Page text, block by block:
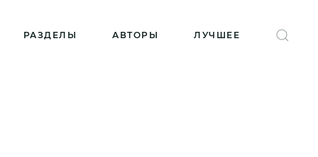
РАЗДЕЛЫ АВТОРЫ ЛУЧШЕЕ